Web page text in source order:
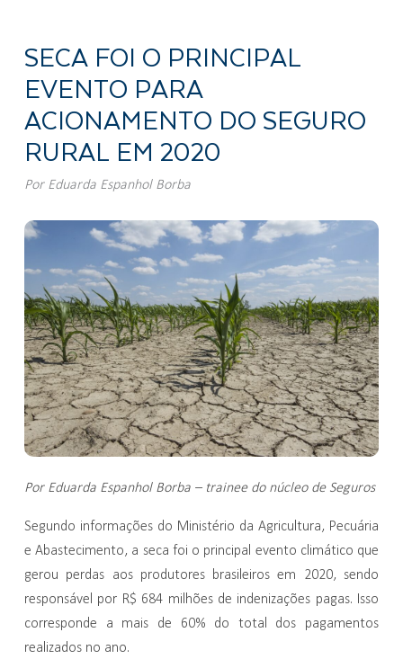
SECA FOI O PRINCIPAL
EVENTO PARA
ACIONAMENTO DO SEGURO
RURAL EM 2020
Por Eduarda Espanhol Borba
Por Eduarda Espanhol Borba – trainee do núcleo de Seguros
Segundo informações do Ministério da Agricultura, Pecuária
e Abastecimento, a seca foi o principal evento climático que
gerou perdas aos produtores brasileiros em 2020, sendo
responsável por R$ 684 milhões de indenizações pagas. Isso
corresponde a mais de 60% do total dos pagamentos
realizados no ano.